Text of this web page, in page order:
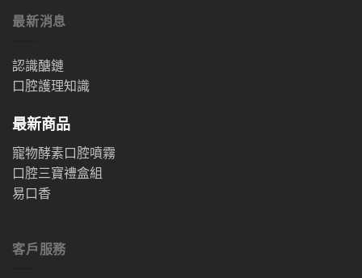
最新消息
認識醣鏈
口腔護理知識
最新商品
寵物酵素口腔噴霧
口腔三寶禮盒組
易口香
客戶服務